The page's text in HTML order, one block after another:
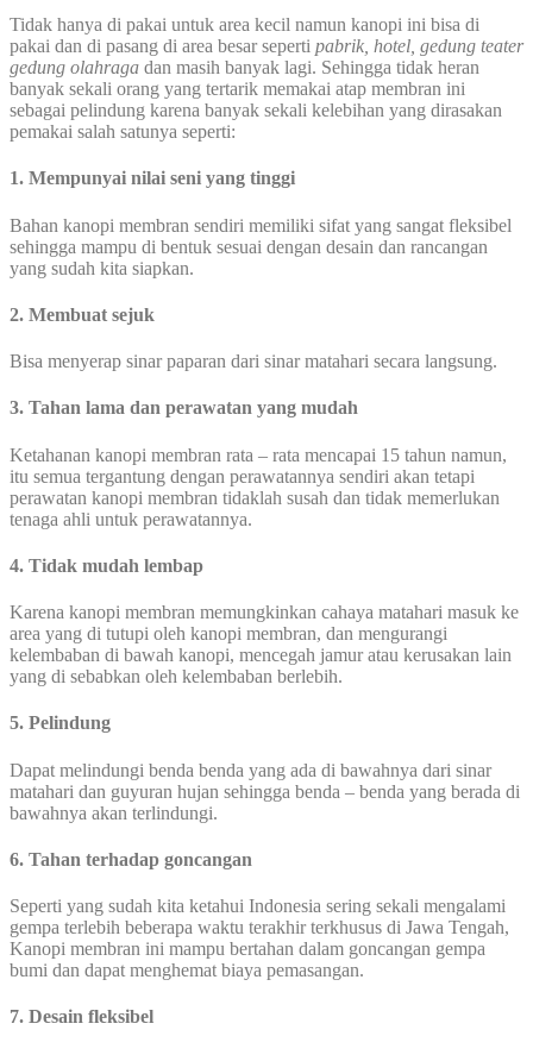
Tidak hanya di pakai untuk area kecil namun kanopi ini bisa di
pakai dan di pasang di area besar seperti pabrik, hotel, gedung teater
gedung olahraga dan masih banyak lagi. Sehingga tidak heran
banyak sekali orang yang tertarik memakai atap membran ini
sebagai pelindung karena banyak sekali kelebihan yang dirasakan
pemakai salah satunya seperti:
1. Mempunyai nilai seni yang tinggi
Bahan kanopi membran sendiri memiliki sifat yang sangat fleksibel
sehingga mampu di bentuk sesuai dengan desain dan rancangan
yang sudah kita siapkan.
2. Membuat sejuk
Bisa menyerap sinar paparan dari sinar matahari secara langsung.
3. Tahan lama dan perawatan yang mudah
Ketahanan kanopi membran rata – rata mencapai 15 tahun namun,
itu semua tergantung dengan perawatannya sendiri akan tetapi
perawatan kanopi membran tidaklah susah dan tidak memerlukan
tenaga ahli untuk perawatannya.
4. Tidak mudah lembap
Karena kanopi membran memungkinkan cahaya matahari masuk ke
area yang di tutupi oleh kanopi membran, dan mengurangi
kelembaban di bawah kanopi, mencegah jamur atau kerusakan lain
yang di sebabkan oleh kelembaban berlebih.
5. Pelindung
Dapat melindungi benda benda yang ada di bawahnya dari sinar
matahari dan guyuran hujan sehingga benda – benda yang berada di
bawahnya akan terlindungi.
6. Tahan terhadap goncangan
Seperti yang sudah kita ketahui Indonesia sering sekali mengalami
gempa terlebih beberapa waktu terakhir terkhusus di Jawa Tengah,
Kanopi membran ini mampu bertahan dalam goncangan gempa
bumi dan dapat menghemat biaya pemasangan.
7. Desain fleksibel